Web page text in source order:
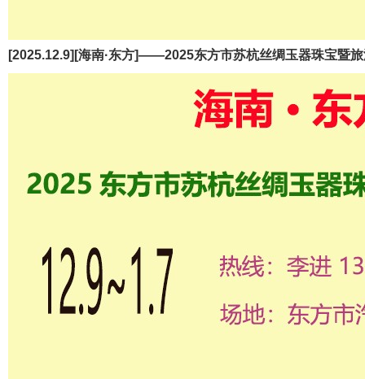
[2025.12.9][海南·东方]——2025东方市苏杭丝绸玉器珠宝暨